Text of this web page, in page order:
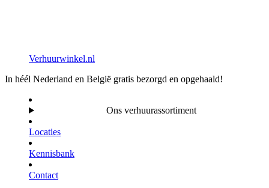
Verhuurwinkel.nl
In héél Nederland en België gratis bezorgd en opgehaald!
Ons verhuurassortiment
Locaties
Kennisbank
Contact